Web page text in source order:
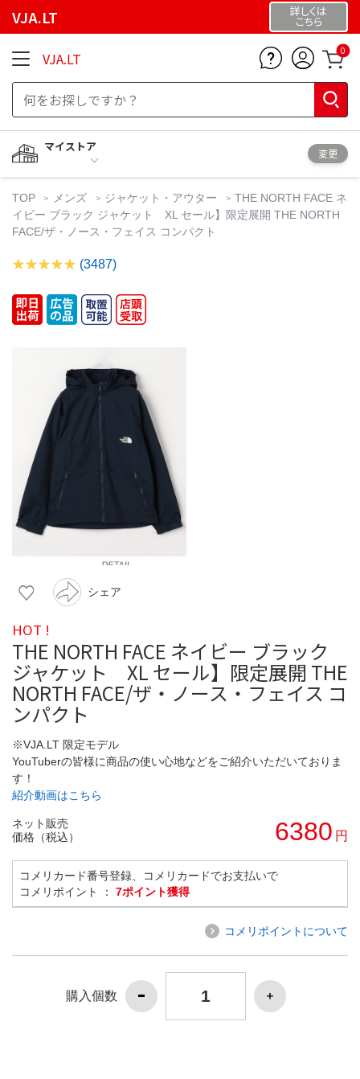
VJA.LT 詳しくは
こちら
VJA.LT 0
マイストア
変更
TOP メンズ ジャケット・アウター
THE NORTH FACE ネ
イビー ブラック ジャケット XL セール】限定展開 THE NORTH
FACE/ザ・ノース・フェイス コンパクト
(3487)
シェア
HOT !
THE NORTH FACE ネイビー ブラック
ジャケット XL セール】限定展開 THE
NORTH FACE/ザ・ノース・フェイス コ
ンパクト
※VJA.LT 限定モデル
YouTuberの皆様に商品の使い心地などをご紹介いただいておりま
す！
紹介動画はこちら
ネット販売
価格（税込）
6380 円
コメリカード番号登録、コメリカードでお支払いで
コメリポイント ： 7ポイント獲得
コメリポイントについて
購入個数